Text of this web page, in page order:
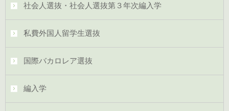
社会人選抜・社会人選抜第３年次編入学
私費外国人留学生選抜
国際バカロレア選抜
編入学